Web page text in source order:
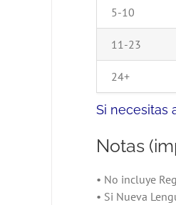
5-10
11-23
24+
Si necesitas
Notas
• No incluye
• Si Nueva